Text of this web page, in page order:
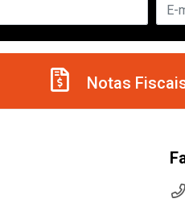
Notas